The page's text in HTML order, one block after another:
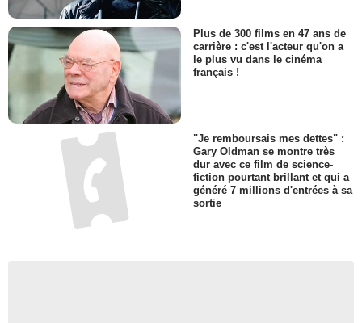
Plus de 300 films en 47 ans de
carrière : c'est l'acteur qu'on a
le plus vu dans le cinéma
français !
"Je remboursais mes dettes" :
Gary Oldman se montre très
dur avec ce film de science-
fiction pourtant brillant et qui a
généré 7 millions d'entrées à sa
sortie